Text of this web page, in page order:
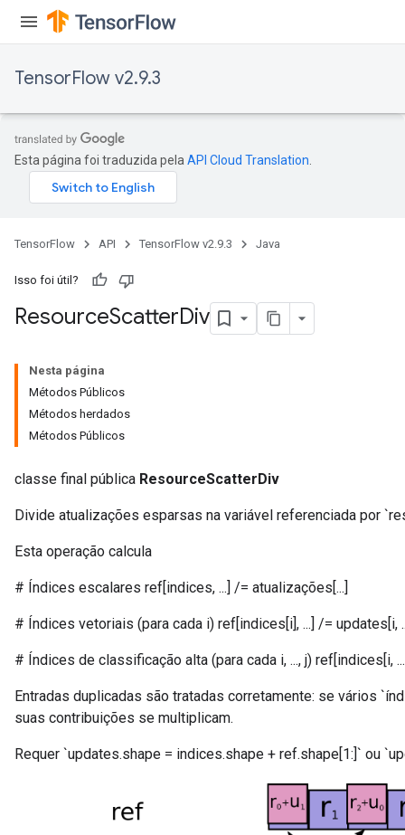
TensorFlow v2.9.3
Esta página foi traduzida pela API Cloud Translation
TensorFlow API TensorFlow v2.9.3 Java
Isso foi útil?
ResourceScatterDiv
Nesta página
Métodos Públicos
Métodos herdados
Métodos Públicos
classe final pública ResourceScatterDiv
Divide atualizações esparsas na variável referenciada por
Esta operação calcula
# Índices escalares ref[indices, ...] /= atualizações[...]
# Índices vetoriais (para cada i) ref[indices[i], ...] /= updates[i,
# Índices de classificação alta (para cada i, ..., j) ref[indices[i,
Entradas duplicadas são tratadas corretamente: se vários
suas contribuições se multiplicam.
Requer `updates.shape = indices.shape + ref.shape[1:]` ou